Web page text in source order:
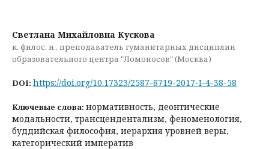
Светлана Михайловна Кускова
к. филос. н., преподаватель гуманитарных дисциплин
образовательного центра "Ломоносов" (Москва)
DOI: https://doi.org/10.17323/2587-8719-2017-I-4-38-58
Ключевые слова: нормативность, деонтические
модальности, трансцендентализм, феноменология,
буддийская философия, иерархия уровней веры,
категорический императив